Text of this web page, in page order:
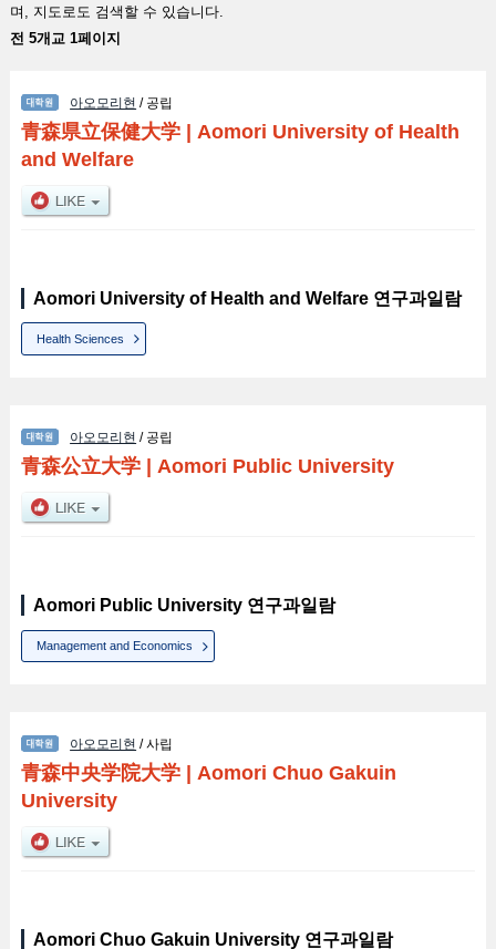
며, 지도로도 검색할 수 있습니다.
전 5개교 1페이지
아오모리현 / 공립
青森県立保健大学| Aomori University of Health
and Welfare
Aomori University of Health and Welfare 연구과일람
Health Sciences
아오모리현 / 공립
青森公立大学| Aomori Public University
Aomori Public University 연구과일람
Management and Economics
아오모리현 / 사립
青森中央学院大学| Aomori Chuo Gakuin
University
Aomori Chuo Gakuin University 연구과일람